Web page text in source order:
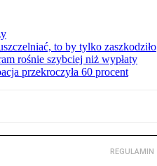
to by tylko zaszkodziło
rośnie szybciej niż wypłaty
przekroczyła 60 procent
REGULAMIN